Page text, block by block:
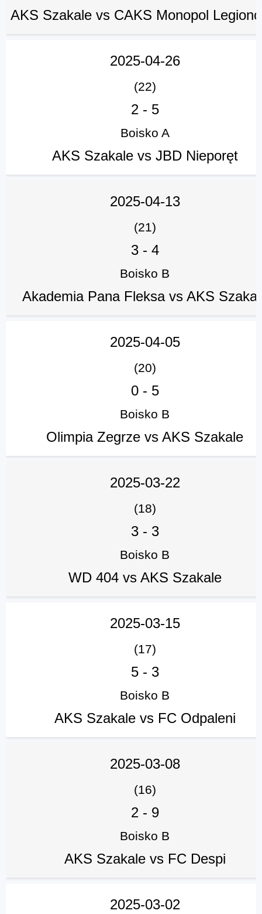
AKS Szakale vs CAKS Monopol
2025-04-26
(22)
2- 5
Boisko A
AKS Szakale vs JBD Nieporęt
2025-04-13
(21)
3- 4
Boisko B
Akademia Pana Fleksa vs AKS
2025-04-05
(20)
0- 5
Boisko B
Olimpia Zegrze vs AKS Szakale
2025-03-22
(18)
3- 3
Boisko B
WD 404 vs AKS Szakale
2025-03-15
(17)
5- 3
Boisko B
AKS Szakale vs FC Odpaleni
2025-03-08
(16)
2- 9
Boisko B
AKS Szakale vs FC Despi
2025-03-02